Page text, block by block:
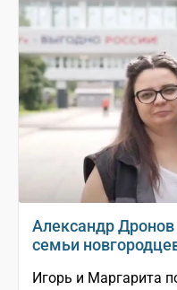
Александр
семьи
Игорь и Маргарита